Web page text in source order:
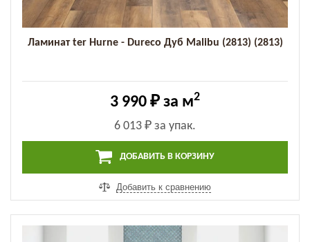
Ламинат ter Hurne - Dureco Дуб Malibu (2813) (2813)
3 990 ₽ за м2
6 013 ₽ за упак.
ДОБАВИТЬ В КОРЗИНУ
Добавить к сравнению